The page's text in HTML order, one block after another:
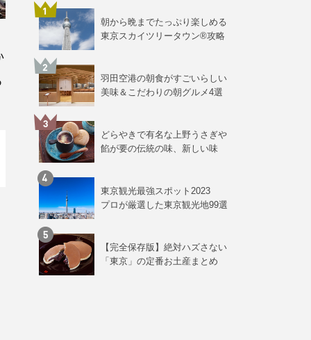
朝から晩までたっぷり楽しめる
東京スカイツリータウン®攻略
羽田空港の朝食がすごいらしい
美味＆こだわりの朝グルメ4選
どらやきで有名な上野うさぎや
餡が要の伝統の味、新しい味
東京観光最強スポット2023
プロが厳選した東京観光地99選
【完全保存版】絶対ハズさない
「東京」の定番お土産まとめ